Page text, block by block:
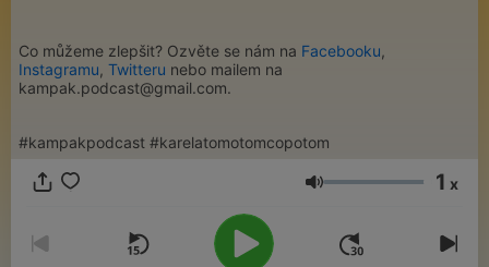
Co můžeme zlepšit? Ozvěte se nám na Facebooku,
Instagramu, Twitteru nebo mailem na
kampak.podcast@gmail.com.
#kampakpodcast #karelatomotomcopotom
Głośność 1 x